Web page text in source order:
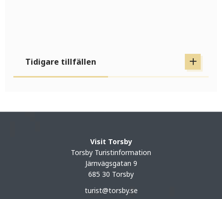
Tidigare tillfällen
Visit Torsby
Torsby Turistinformation
Järnvägsgatan 9
685 30 Torsby
turist@torsby.se